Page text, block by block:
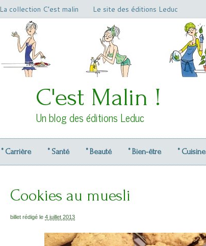
La collection C’est malin Le site des éditions Leduc
C'est Malin !
Un blog des éditions Leduc
° Carrière ° Santé ° Beauté ° Bien-être ° Cuisine
Cookies au muesli
billet rédigé le 4 juillet 2013